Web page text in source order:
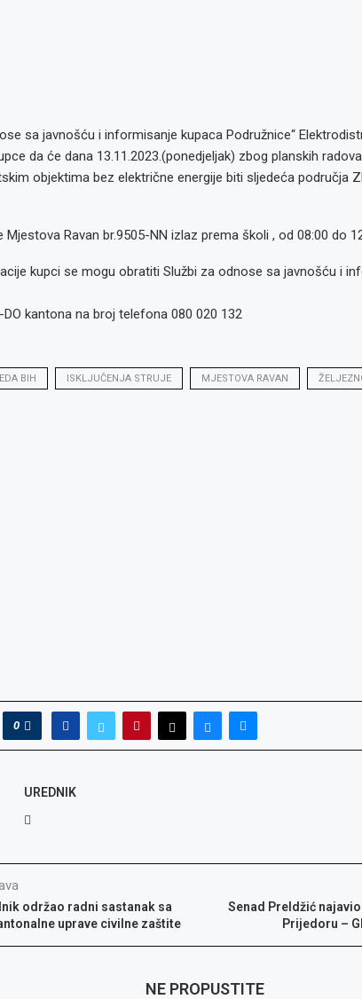
sa javnošću i informisanje kupaca Podružnice“
da će dana 13.11.2023.(ponedjeljak) zbog planskih
objektima bez električne energije biti sljedeća područja
Ravan br.9505-NN izlaz prema školi , od 08:00 do
kupci se mogu obratiti Službi za odnose sa javnošću i
kantona na broj telefona 080 020 132
BIH ISKLJUČENJA STRUJE MJESTOVA RAVAN
0
UREDNIK
održao radni sastanak sa
uprave civilne zaštite
Senad Preldžić
Prijedoru –
NE PROPUSTITE